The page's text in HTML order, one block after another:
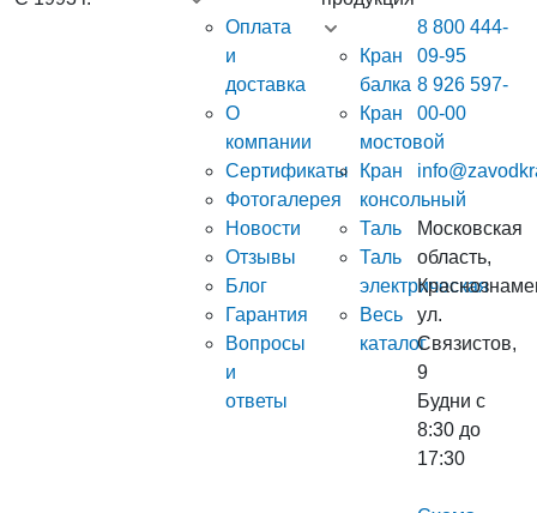
Оплата
и
доставка
О
компании
Сертификаты
Фотогалерея
Новости
Отзывы
Блог
Гарантия
Вопросы
и
ответы
Кран
балка
Кран
мостовой
Кран
консольный
Таль
Таль
электрическая
Весь
каталог
8 800 444-
09-95
8 926 597-
00-00
Московская
область,
ул.
Связистов,
9
Будни с
8:30 до
17:30